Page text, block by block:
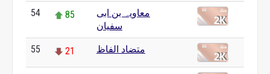
54 85
معاویہ بن ابی
سفیان
55 21 متضاد الفاظ